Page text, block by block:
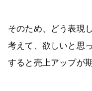
そのため、どう表現
考えて、欲しいと思
すると売上アップが